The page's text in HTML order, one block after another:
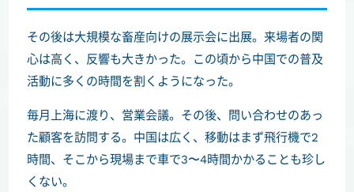
その後は大規模な畜産向けの展示会に出展。来場者の関
心は高く、反響も大きかった。この頃から中国での普及
活動に多くの時間を割くようになった。
毎月上海に渡り、営業会議。その後、問い合わせのあっ
た顧客を訪問する。中国は広く、移動はまず飛行機で2
時間、そこから現場まで車で3〜4時間かかることも珍し
くない。